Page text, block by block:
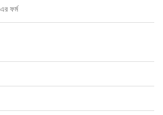
এর ফর্ম